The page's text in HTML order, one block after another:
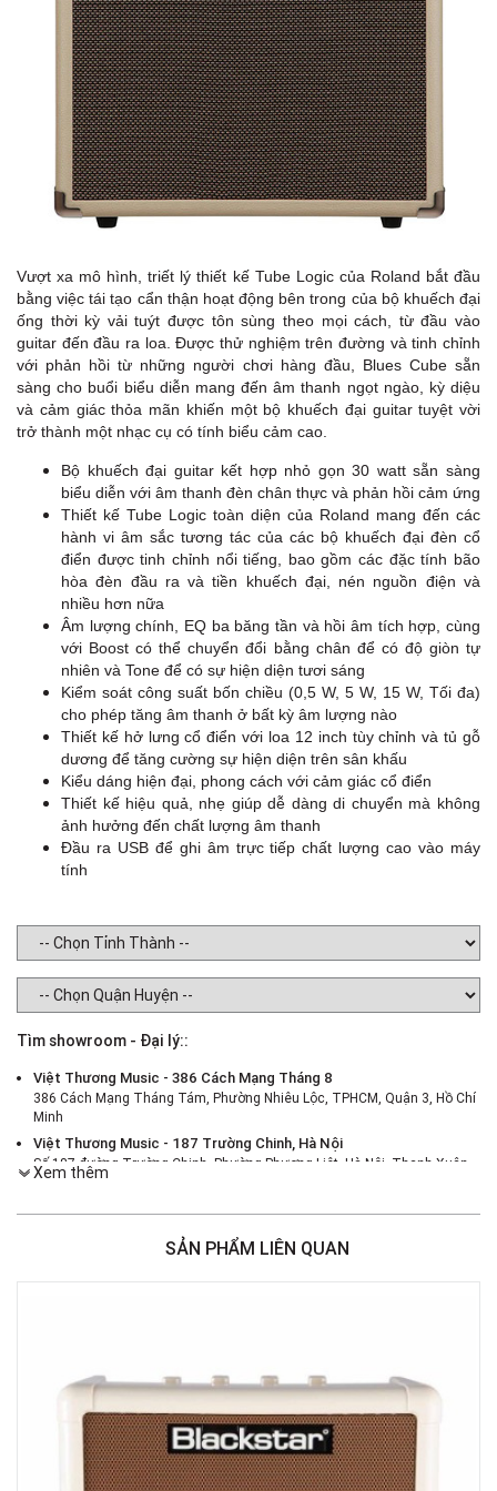
Vượt xa mô hình, triết lý thiết kế Tube Logic của Roland bắt đầu
bằng việc tái tạo cẩn thận hoạt động bên trong của bộ khuếch đại
ống thời kỳ vải tuýt được tôn sùng theo mọi cách, từ đầu vào
guitar đến đầu ra loa. Được thử nghiệm trên đường và tinh chỉnh
với phản hồi từ những người chơi hàng đầu, Blues Cube sẵn
sàng cho buổi biểu diễn mang đến âm thanh ngọt ngào, kỳ diệu
và cảm giác thỏa mãn khiến một bộ khuếch đại guitar tuyệt vời
trở thành một nhạc cụ có tính biểu cảm cao.
Bộ khuếch đại guitar kết hợp nhỏ gọn 30 watt sẵn sàng
biểu diễn với âm thanh đèn chân thực và phản hồi cảm ứng
Thiết kế Tube Logic toàn diện của Roland mang đến các
hành vi âm sắc tương tác của các bộ khuếch đại đèn cổ
điển được tinh chỉnh nổi tiếng, bao gồm các đặc tính bão
hòa đèn đầu ra và tiền khuếch đại, nén nguồn điện và
nhiều hơn nữa
Âm lượng chính, EQ ba băng tần và hồi âm tích hợp, cùng
với Boost có thể chuyển đổi bằng chân để có độ giòn tự
nhiên và Tone để có sự hiện diện tươi sáng
Kiểm soát công suất bốn chiều (0,5 W, 5 W, 15 W, Tối đa)
cho phép tăng âm thanh ở bất kỳ âm lượng nào
Thiết kế hở lưng cổ điển với loa 12 inch tùy chỉnh và tủ gỗ
dương để tăng cường sự hiện diện trên sân khấu
Kiểu dáng hiện đại, phong cách với cảm giác cổ điển
Thiết kế hiệu quả, nhẹ giúp dễ dàng di chuyển mà không
ảnh hưởng đến chất lượng âm thanh
Đầu ra USB để ghi âm trực tiếp chất lượng cao vào máy
tính
Tìm showroom - Đại lý::
Việt Thương Music - 386 Cách Mạng Tháng 8
386 Cách Mạng Tháng Tám, Phường Nhiêu Lộc, TPHCM, Quận 3, Hồ Chí
Minh
Việt Thương Music - 187 Trường Chinh, Hà Nội
Số 187 đường Trường Chinh, Phường Phương Liệt, Hà Nội, Thanh Xuân ,
Hà Nội
Việt Thương Music - 46 Hào Nam
Việt Thương Music - Crescent Mall
369 Điện Biên Phủ, Phường Bàn Cờ, TPHCM, Quận 3, Hồ Chí Minh
Việt Thương Music - 102Q An Dương Vương
102Q Đường An Dương Vương, Phường An Đông, TPHCM, Quận 5, Hồ Chí
Việt Thương Music - 49E Phan Đăng Lưu
Xem thêm
SẢN PHẨM LIÊN QUAN